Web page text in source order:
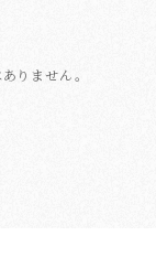
りません。